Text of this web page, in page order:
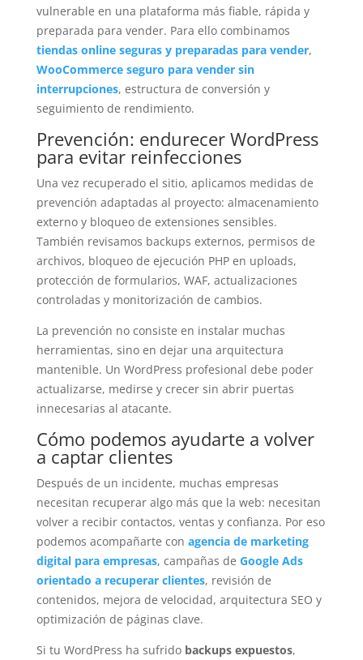
vulnerable en una plataforma más fiable, rápida y
preparada para vender. Para ello combinamos
tiendas online seguras y preparadas para vender,
WooCommerce seguro para vender sin
interrupciones, estructura de conversión y
seguimiento de rendimiento.
Prevención: endurecer WordPress
para evitar reinfecciones
Una vez recuperado el sitio, aplicamos medidas de
prevención adaptadas al proyecto: almacenamiento
externo y bloqueo de extensiones sensibles.
También revisamos backups externos, permisos de
archivos, bloqueo de ejecución PHP en uploads,
protección de formularios, WAF, actualizaciones
controladas y monitorización de cambios.
La prevención no consiste en instalar muchas
herramientas, sino en dejar una arquitectura
mantenible. Un WordPress profesional debe poder
actualizarse, medirse y crecer sin abrir puertas
innecesarias al atacante.
Cómo podemos ayudarte a volver
a captar clientes
Después de un incidente, muchas empresas
necesitan recuperar algo más que la web: necesitan
volver a recibir contactos, ventas y confianza. Por eso
podemos acompañarte con agencia de marketing
digital para empresas, campañas de Google Ads
orientado a recuperar clientes, revisión de
contenidos, mejora de velocidad, arquitectura SEO y
optimización de páginas clave.
Si tu WordPress ha sufrido backups expuestos,